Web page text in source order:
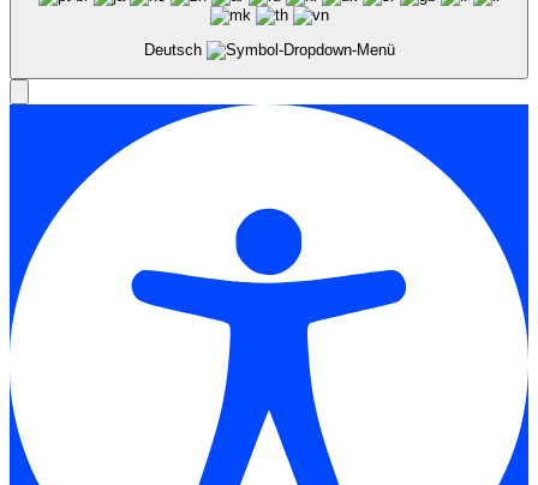
Deutsch